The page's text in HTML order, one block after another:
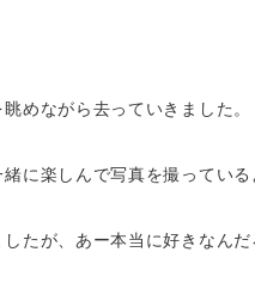
めながら去っていきました。
に楽しんで写真を撮っている
たが、あー本当に好きなん